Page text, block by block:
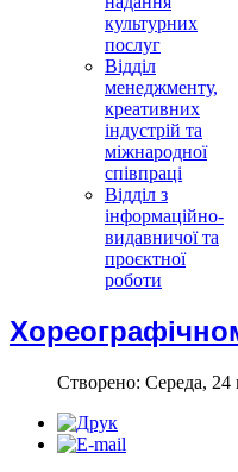
культурних
послуг
Відділ
менеджменту,
креативних
індустрій та
міжнародної
співпраці
Відділ з
інформаційно-
видавничої та
проєктної
роботи
Створено: Середа, 24